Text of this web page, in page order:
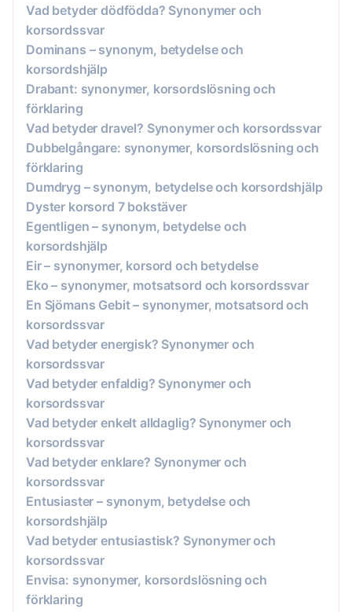
Vad betyder dödfödda? Synonymer och
korsordssvar
Dominans – synonym, betydelse och
korsordshjälp
Drabant: synonymer, korsordslösning och
förklaring
Vad betyder dravel? Synonymer och korsordssvar
Dubbelgångare: synonymer, korsordslösning och
förklaring
Dumdryg – synonym, betydelse och korsordshjälp
Dyster korsord 7 bokstäver
Egentligen – synonym, betydelse och
korsordshjälp
Eir – synonymer, korsord och betydelse
Eko – synonymer, motsatsord och korsordssvar
En Sjömans Gebit – synonymer, motsatsord och
korsordssvar
Vad betyder energisk? Synonymer och
korsordssvar
Vad betyder enfaldig? Synonymer och
korsordssvar
Vad betyder enkelt alldaglig? Synonymer och
korsordssvar
Vad betyder enklare? Synonymer och
korsordssvar
Entusiaster – synonym, betydelse och
korsordshjälp
Vad betyder entusiastisk? Synonymer och
korsordssvar
Envisa: synonymer, korsordslösning och
förklaring